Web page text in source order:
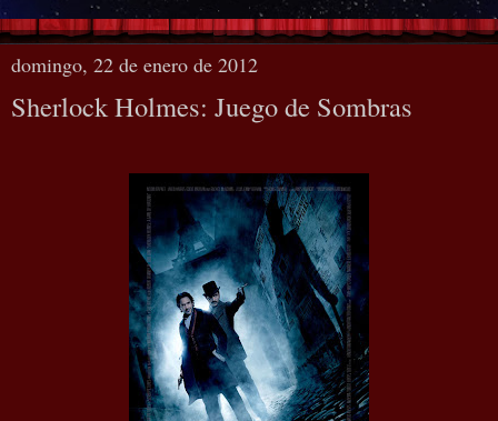
domingo, 22 de enero de 2012
Sherlock Holmes: Juego de Sombras